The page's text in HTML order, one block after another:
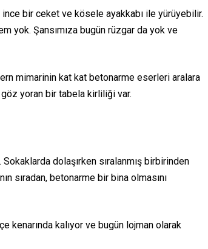
bir ceket ve kösele ayakkabı ile yürüyebilir.
yok. Şansımıza bugün rüzgar da yok ve
mimarinin kat kat betonarme eserleri aralara
göz yoran bir tabela kirliliği var.
dolaşırken sıralanmış birbirinden
sıradan, betonarme bir bina olmasını
kenarında kalıyor ve bugün lojman olarak